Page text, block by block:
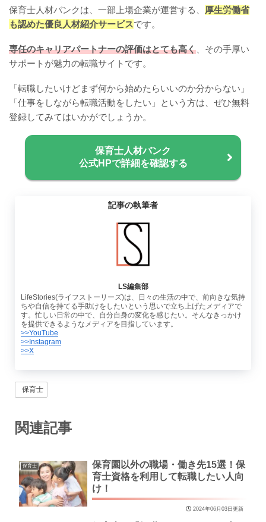
保育士人材バンクは、一部上場企業が運営する、 厚生労働省
も認めた優良人材紹介サービスです。
専任のキャリアパートナーの評価はとても高く 、その手厚い
サポートが魅力の転職サイトです。
「転職したいけどまず何から始めたらいいのか分からない」
「仕事をしながら転職活動をしたい」という方は、ぜひ無料
登録してみてはいかがでしょうか。
保育士人材バンク
公式HPで詳細を確認する
記事の執筆者
LS編集部
LifeStories(ライフストーリーズ)は、日々の生活の中で、前向きな気持
ちや自信を持てる手助けをしたいという思いで立ち上げたメディアで
す。忙しい日常の中で、自分自身の変化を感じたい。そんなきっかけ
を提供できるようなメディアを目指しています。
>>YouTube
>>Instagram
>>X
保育士
関連記事
保育士
保育園以外の職場・働き先15選！保
育士資格を利用して転職したい人向
け！
2024年06月03日更新